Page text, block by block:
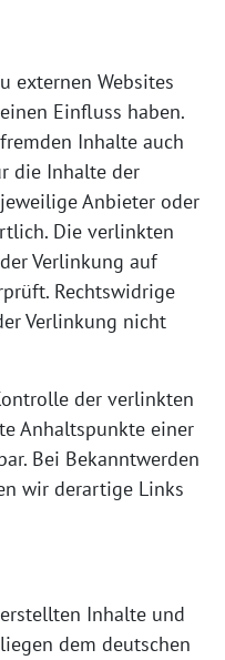
externen Websites
Einfluss haben.
Inhalte auch
die Inhalte der
Anbieter oder
Die verlinkten
Verlinkung auf
Rechtswidrige
Verlinkung nicht
der verlinkten
Anhaltspunkte einer
Bei Bekanntwerden
wir derartige Links
Inhalte und
dem deutschen